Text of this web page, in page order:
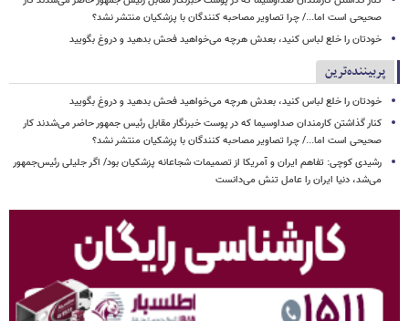
صحیحی است اما.../ چرا تصاویر مصاحبه کنندگان با پزشکیان منتشر نشد؟
خودتان را خلع لباس کنید، بعدش هرچه می‌خواهید فحش بدهید و دروغ بگویید
پربیننده‌ترین
خودتان را خلع لباس کنید، بعدش هرچه می‌خواهید فحش بدهید و دروغ بگویید
کنار گذاشتن کارمندان صداوسیما که در پوست خبرنگار مقابل رئیس جمهور حاضر می‌شدند کار
صحیحی است اما.../ چرا تصاویر مصاحبه کنندگان با پزشکیان منتشر نشد؟
رشیدی کوچی: تفاهم ایران و آمریکا از تصمیمات شجاعانه پزشکیان بود/ اگر جلیلی رئیس‌جمهور
می‌شد، دنیا ایران را عامل تنش می‌دانست